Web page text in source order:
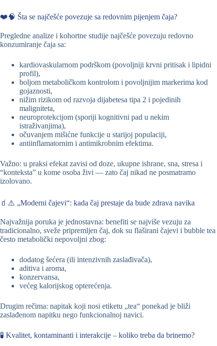
❤️🧠 Šta se najčešće povezuje sa redovnim pijenjem čaja?
Pregledne analize i kohortne studije najčešće povezuju redovno
konzumiranje čaja sa:
kardiovaskularnom podrškom (povoljniji krvni pritisak i lipidni
profil),
boljom metaboličkom kontrolom i povoljnijim markerima kod
gojaznosti,
nižim rizikom od razvoja dijabetesa tipa 2 i pojedinih
maligniteta,
neuroprotekcijom (sporiji kognitivni pad u nekim
istraživanjima),
očuvanjem mišićne funkcije u starijoj populaciji,
antiinflamatornim i antimikrobnim efektima.
Važno: u praksi efekat zavisi od doze, ukupne ishrane, sna, stresa i
“konteksta” u kome osoba živi — zato čaj nikad ne posmatramo
izolovano.
🧃⚠️ „Moderni čajevi“: kada čaj prestaje da bude zdrava navika
Najvažnija poruka je jednostavna: benefiti se najviše vezuju za
tradicionalno, sveže pripremljen čaj, dok su flaširani čajevi i bubble tea
često metabolički nepovoljni zbog:
dodatog šećera (ili intenzivnih zaslađivača),
aditiva i aroma,
konzervansa,
većeg kalorijskog opterećenja.
Drugim rečima: napitak koji nosi etiketu „tea“ ponekad je bliži
zaslađenom napitku nego funkcionalnoj navici.
🧪 Kvalitet, kontaminanti i interakcije – koliko treba da brinemo?